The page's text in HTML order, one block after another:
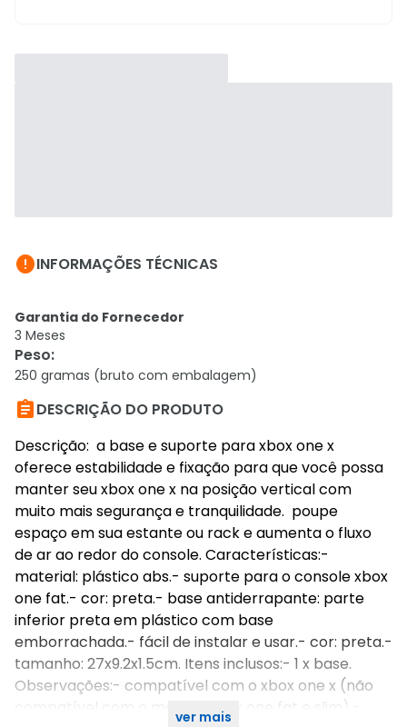
INFORMAÇÕES TÉCNICAS
Garantia do Fornecedor
3 Meses
Peso:
250 gramas (bruto com embalagem)
DESCRIÇÃO DO PRODUTO
Descrição: a base e suporte para xbox one x
oferece estabilidade e fixação para que você possa
manter seu xbox one x na posição vertical com
muito mais segurança e tranquilidade. poupe
espaço em sua estante ou rack e aumenta o fluxo
de ar ao redor do console. Características:-
material: plástico abs.- suporte para o console xbox
one fat.- cor: preta.- base antiderrapante: parte
inferior preta em plástico com base
emborrachada.- fácil de instalar e usar.- cor: preta.-
tamanho: 27x9.2x1.5cm. Itens inclusos:- 1 x base.
Observações:- compatível com o xbox one x (não
compatível com o modelo xbox one fat e slim).-
ver mais